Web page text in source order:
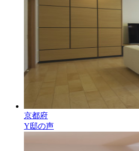
京都府
Y邸の声